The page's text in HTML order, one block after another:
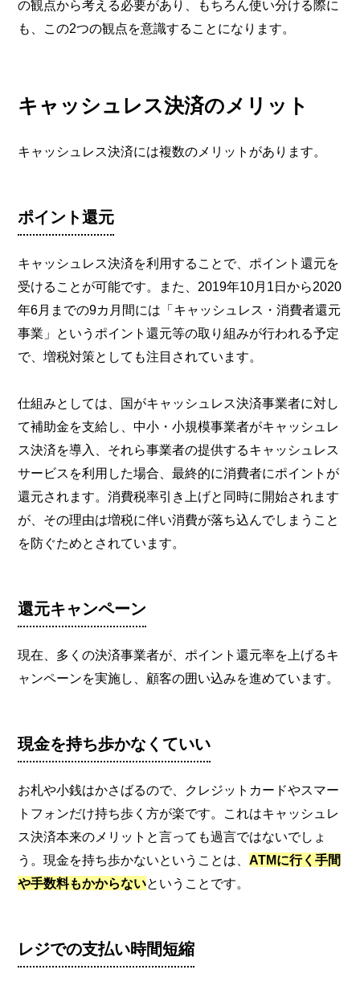
の観点から考える必要があり、もちろん使い分ける際に
も、この2つの観点を意識することになります。
キャッシュレス決済のメリット
キャッシュレス決済には複数のメリットがあります。
ポイント還元
キャッシュレス決済を利用することで、ポイント還元を
受けることが可能です。また、2019年10月1日から2020
年6月までの9カ月間には「キャッシュレス・消費者還元
事業」というポイント還元等の取り組みが行われる予定
で、増税対策としても注目されています。
仕組みとしては、国がキャッシュレス決済事業者に対し
て補助金を支給し、中小・小規模事業者がキャッシュレ
ス決済を導入、それら事業者の提供するキャッシュレス
サービスを利用した場合、最終的に消費者にポイントが
還元されます。消費税率引き上げと同時に開始されます
が、その理由は増税に伴い消費が落ち込んでしまうこと
を防ぐためとされています。
還元キャンペーン
現在、多くの決済事業者が、ポイント還元率を上げるキ
ャンペーンを実施し、顧客の囲い込みを進めています。
現金を持ち歩かなくていい
お札や小銭はかさばるので、クレジットカードやスマー
トフォンだけ持ち歩く方が楽です。これはキャッシュレ
ス決済本来のメリットと言っても過言ではないでしょ
う。現金を持ち歩かないということは、ATMに行く手間
や手数料もかからないということです。
レジでの支払い時間短縮